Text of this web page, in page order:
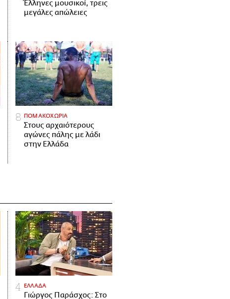
Έλληνες μουσικοί, τρεις
μεγάλες απώλειες
ΠΟΜΑΚΟΧΩΡΙΑ
Στους αρχαιότερους
αγώνες πάλης με λάδι
στην Ελλάδα
ΕΛΛΑΔΑ
Γιώργος Παράσχος: Στο